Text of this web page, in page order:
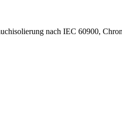
nach IEC 60900,